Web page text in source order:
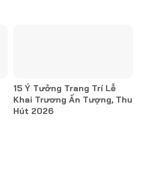
15 Ý Tưởng Trang Trí Lễ
Khai Trương Ấn Tượng, Thu
Hút 2026